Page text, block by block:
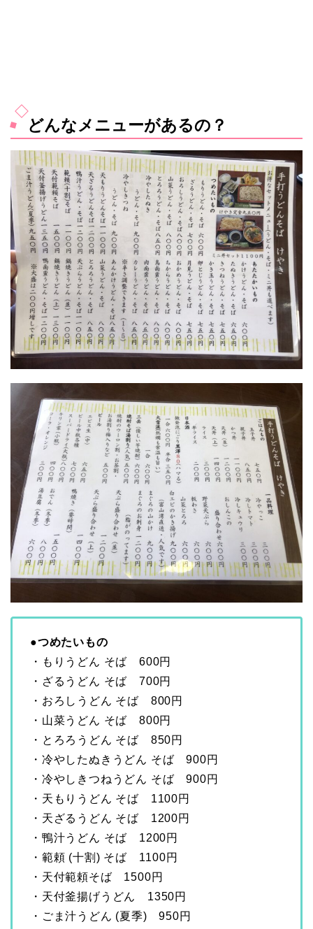
どんなメニューがあるの？
●つめたいもの
・もりうどん そば 600円
・ざるうどん そば 700円
・おろしうどん そば 800円
・山菜うどん そば 800円
・とろろうどん そば 850円
・冷やしたぬきうどん そば 900円
・冷やしきつねうどん そば 900円
・天もりうどん そば 1100円
・天ざるうどん そば 1200円
・鴨汁うどん そば 1200円
・範頼 (十割) そば 1100円
・天付範頼そば 1500円
・天付釜揚げうどん 1350円
・ごま汁うどん (夏季) 950円